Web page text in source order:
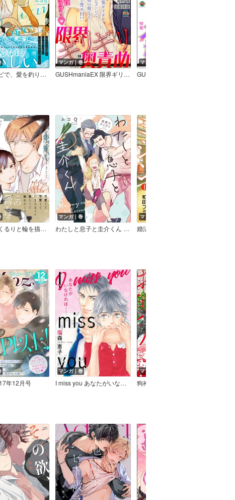
漁師はエビで、愛を釣りたい【電子限定4Pかきおろし漫画付】
マンガ｜巻
GUSHmaniaEX 限界ギリギリ奥責め
マンガ｜巻
つばめがくるりと輪を描いた
マンガ｜巻
わたしと息子と圭介くん 周囲のひとびと
マンガ｜巻
年12月号
マンガ｜巻
I miss you あなたがいなければ…… 完全版【イラスト特典付】
マンガ｜巻